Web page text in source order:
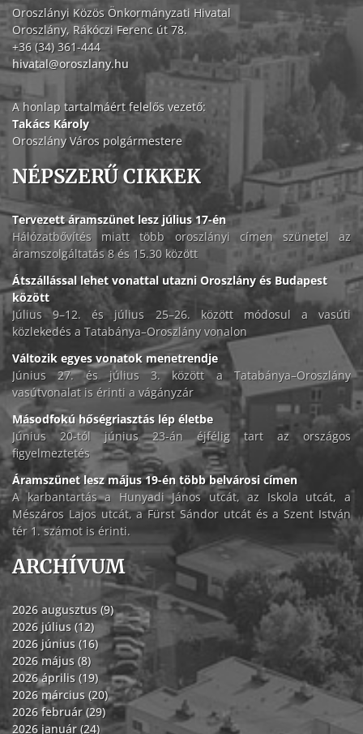
Oroszlányi Közös Önkormányzati Hivatal
Oroszlány, Rákóczi Ferenc út 78.
+36 (34) 361-444
hivatal@oroszlany.hu
A honlap tartalmáért felelős vezető:
Takács Károly
Oroszlány Város polgármestere
NÉPSZERŰ CIKKEK
Tervezett áramszünet lesz július 17-én
Hálózatbővítés miatt több oroszlányi címen szünetel az
áramszolgáltatás 8 és 15.30 között
Átszállással lehet vonattal utazni Oroszlány és Budapest
között
Július 9–12. és július 25–26. között módosul a vasúti
közlekedés a Tatabánya–Oroszlány vonalon
Változik egyes vonatok menetrendje
Június 27. és július 3. között a Tatabánya–Oroszlány
vasútvonalat is érinti a vágányzár
Másodfokú hőségriasztás lép életbe
Június 20-tól június 23-án éjfélig tart az országos
figyelmeztetés
Áramszünet lesz május 19-én több belvárosi címen
A karbantartás a Hunyadi János utcát, az Iskola utcát, a
Mészáros Lajos utcát, a Fürst Sándor utcát és a Szent István
tér 1. számot is érinti.
ARCHÍVUM
2026 augusztus (9)
2026 július (12)
2026 június (16)
2026 május (8)
2026 április (19)
2026 március (20)
2026 február (29)
2026 január (24)